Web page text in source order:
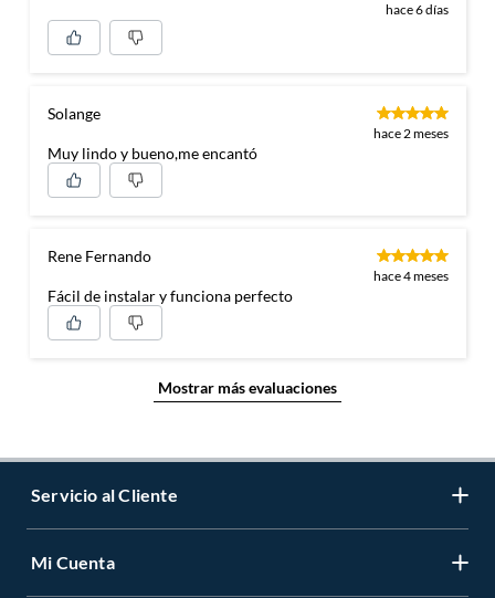
hace 6 días
Solange
hace 2 meses
Muy lindo y bueno,me encantó
Rene Fernando
hace 4 meses
Fácil de instalar y funciona perfecto
Mostrar más evaluaciones
Servicio al Cliente
Contáctanos
Mi Cuenta